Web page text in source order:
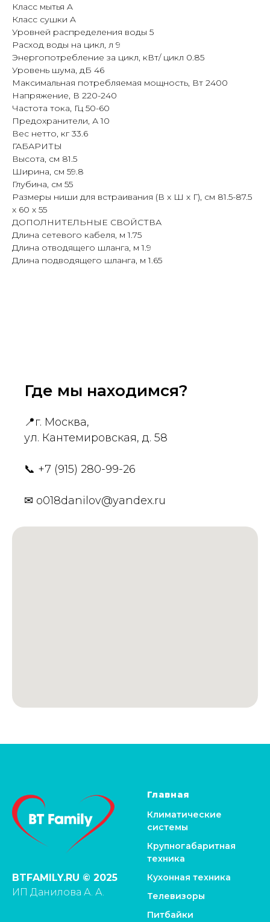
Класс мытья A
Класс сушки A
Уровней распределения воды 5
Расход воды на цикл, л 9
Энергопотребление за цикл, кВт/ цикл 0.85
Уровень шума, дБ 46
Максимальная потребляемая мощность, Вт 2400
Напряжение, В 220-240
Частота тока, Гц 50-60
Предохранители, А 10
Вес нетто, кг 33.6
ГАБАРИТЫ
Высота, см 81.5
Ширина, см 59.8
Глубина, см 55
Размеры ниши для встраивания (В x Ш х Г), см 81.5-87.5
х 60 х 55
ДОПОЛНИТЕЛЬНЫЕ СВОЙСТВА
Длина сетевого кабеля, м 1.75
Длина отводящего шланга, м 1.9
Длина подводящего шланга, м 1.65
Где мы находимся?
📍г. Москва,
ул. Кантемировская, д. 58
📞 +7 (915) 280-99-26
✉ o018danilov@yandex.ru
BTFAMILY.RU © 2025
ИП Данилова А. А.
Главная
Климатические
системы
Крупногабаритная
техника
Кухонная техника
Телевизоры
Питбайки